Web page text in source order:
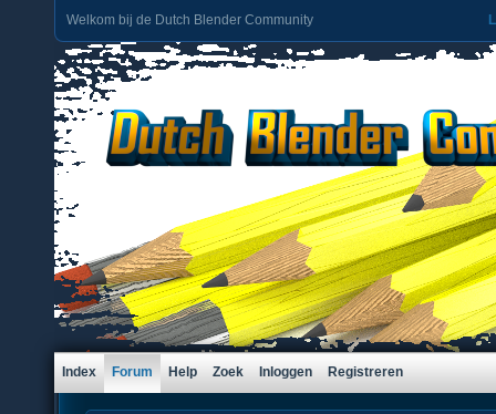
Welkom bij de Dutch Blender Community
Index Forum Help Zoek Inloggen Registreren